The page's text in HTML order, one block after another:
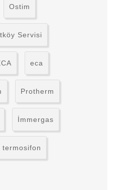
Ostim
Servisi
eca
Protherm
İmmergas
termosifon